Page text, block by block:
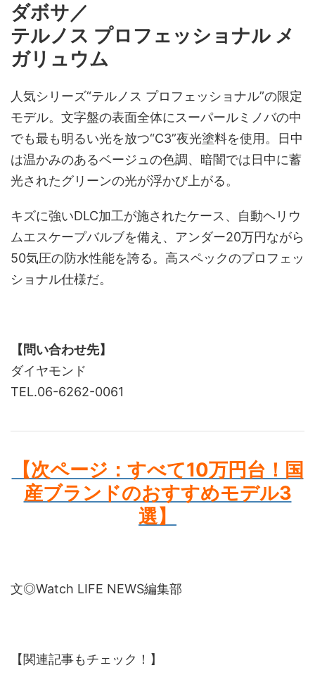
ダボサ／
テルノス プロフェッショナル メ
ガリュウム
人気シリーズ“テルノス プロフェッショナル”の限定
モデル。文字盤の表面全体にスーパールミノバの中
でも最も明るい光を放つ“C3”夜光塗料を使用。日中
は温かみのあるベージュの色調、暗闇では日中に蓄
光されたグリーンの光が浮かび上がる。
キズに強いDLC加工が施されたケース、自動ヘリウ
ムエスケープバルブを備え、アンダー20万円ながら
50気圧の防水性能を誇る。高スペックのプロフェッ
ショナル仕様だ。
【問い合わせ先】
ダイヤモンド
TEL.06-6262-0061
【次ページ：すべて10万円台！国
産ブランドのおすすめモデル3
選】
文◎Watch LIFE NEWS編集部
【関連記事もチェック！】